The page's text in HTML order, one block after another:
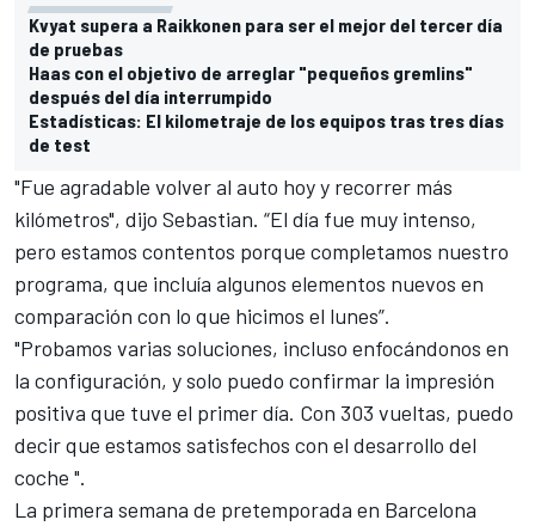
Kvyat supera a Raikkonen para ser el mejor del tercer día
de pruebas
Haas con el objetivo de arreglar "pequeños gremlins"
después del día interrumpido
Estadísticas: El kilometraje de los equipos tras tres días
de test
"Fue agradable volver al auto hoy y recorrer más
kilómetros", dijo Sebastian. “El día fue muy intenso,
pero estamos contentos porque completamos nuestro
programa, que incluía algunos elementos nuevos en
comparación con lo que hicimos el lunes”.
"Probamos varias soluciones, incluso enfocándonos en
la configuración, y solo puedo confirmar la impresión
positiva que tuve el primer día. Con 303 vueltas, puedo
decir que estamos satisfechos con el desarrollo del
coche ".
La primera semana de pretemporada en Barcelona